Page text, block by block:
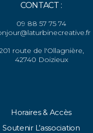
CONTACT :
09 88 57 75 74
route de l'Ollagnière,
42740 Doizieux
Horaires & Accès
Soutenir L’association